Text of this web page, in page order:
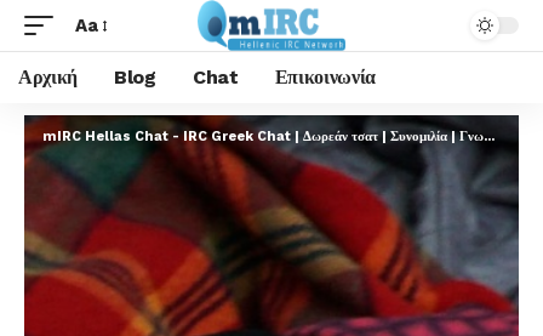
Aa
Αρχική Blog Chat Επικοινωνία
mIRC Hellas Chat - IRC Greek Chat | Δωρεάν τσατ | Συνομιλία | Γνωριμίες | FREE